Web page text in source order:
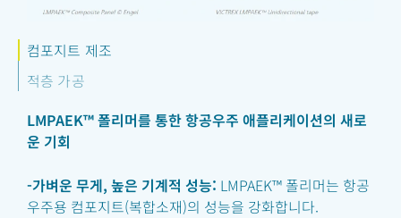
컴포지트 제조
적층 가공
LMPAEK™ 폴리머를 통한 항공우주 애플리케이션의 새로
운 기회
-가벼운 무게, 높은 기계적 성능: LMPAEK™ 폴리머는 항공
우주용 컴포지트(복합소재)의 성능을 강화합니다.